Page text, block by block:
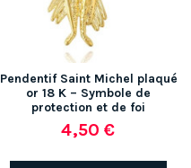
Pendentif Saint Michel plaqué
or 18 K – Symbole de
protection et de foi
4,50 €